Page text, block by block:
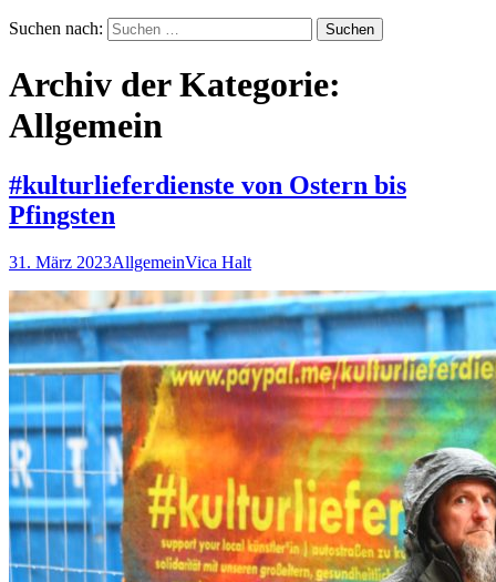
Suchen nach:
Archiv der Kategorie:
Allgemein
#kulturlieferdienste von Ostern bis
Pfingsten
31. März 2023AllgemeinVica Halt